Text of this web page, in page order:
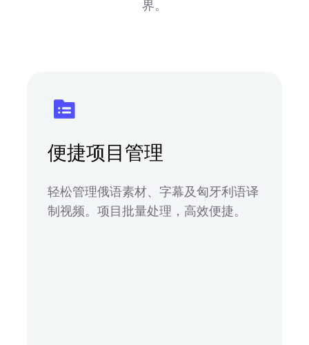
界。
便捷项目管理
轻松管理俄语素材、字幕及匈牙利语译
制视频。项目批量处理，高效便捷。